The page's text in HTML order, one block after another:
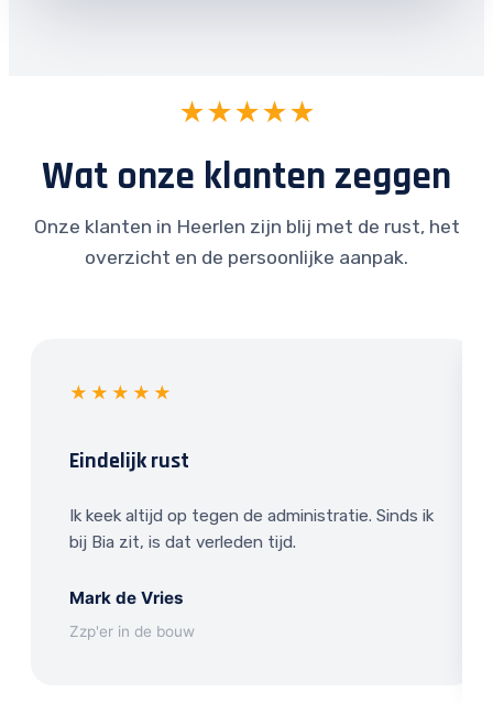
★★★★★
Wat onze klanten zeggen
Onze klanten in Heerlen zijn blij met de rust, het
overzicht en de persoonlijke aanpak.
★★★★★
Eindelijk rust
Ik keek altijd op tegen de administratie. Sinds ik
bij Bia zit, is dat verleden tijd.
Mark de Vries
Zzp'er in de bouw